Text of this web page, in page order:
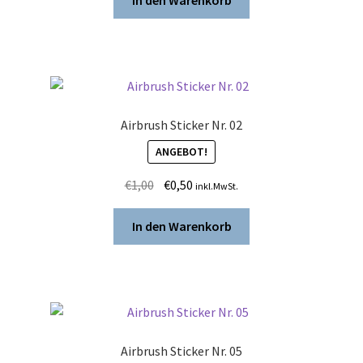
€1,00 €0,50.
Airbrush Sticker Nr. 02
ANGEBOT!
€1,00 Ursprünglicher
Preis
war:
€1,00
€0,50 Aktueller
Preis
ist:
€0,50.
inkl.MwSt.
In den Warenkorb
Airbrush Sticker Nr. 05